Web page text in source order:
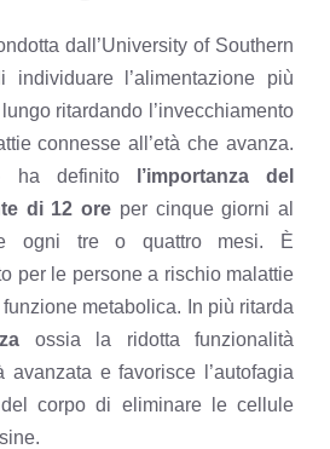
dall’University of Southern
l’alimentazione più
ritardando l’invecchiamento
connesse all’età che avanza.
ha definitol’importanza del
di 12 ore per cinque giorni al
ogni tre o quattro mesi. È
per le persone a rischio malattie
metabolica. In più ritarda
ossia la ridotta funzionalità
avanzata e favorisce l’autofagia
corpo di eliminare le cellule